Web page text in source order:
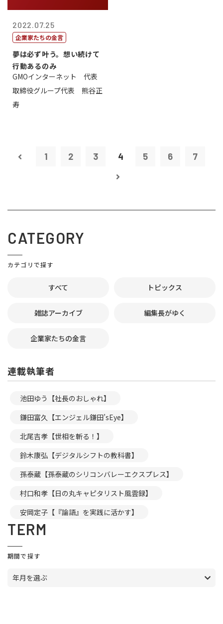
2022.07.25
企業家たちの金言
夢は必ず叶う。想い続けて
行動あるのみ
GMOインターネット 代表
取締役グループ代表 熊谷正
寿
1 2 3 4 5 6 7
CATEGORY
カテゴリで探す
すべて トピックス
雑誌アーカイブ 編集長がゆく
企業家たちの金言
連載執筆者
池田ゆう【社長のおしゃれ】
鎌田富久【エンジェル鎌田’sEye】
北尾吉孝【世相を斬る！】
鈴木康弘【デジタルシフトの教科書】
孫泰蔵【孫泰蔵のシリコンバレーエクスプレス】
村口和孝【日の丸キャピタリスト風雲録】
安岡定子【『論語』を実践に活かす】
TERM
期間で探す
年月を選ぶ